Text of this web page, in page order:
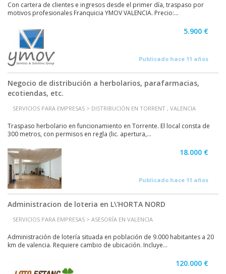
Con cartera de clientes e ingresos desde el primer día, traspaso por
motivos profesionales Franquicia YMOV VALENCIA. Precio:...
5.900 €
Publicado hace 11 años
Negocio de distribución a herbolarios, parafarmacias,
ecotiendas, etc.
SERVICIOS PARA EMPRESAS > DISTRIBUCIÓN EN TORRENT , VALENCIA
Traspaso herbolario en funcionamiento en Torrente. El local consta de
300 metros, con permisos en regla (lic. apertura,...
18.000 €
Publicado hace 11 años
Administracion de loteria en L\'HORTA NORD
SERVICIOS PARA EMPRESAS > ASESORÍA EN VALENCIA
Administración de lotería situada en población de 9.000 habitantes a 20
km de valencia. Requiere cambio de ubicación. Incluye...
120.000 €